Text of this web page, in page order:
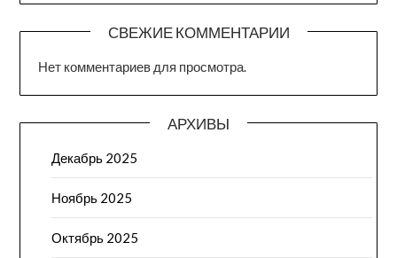
СВЕЖИЕ КОММЕНТАРИИ
Нет комментариев для просмотра.
АРХИВЫ
Декабрь 2025
Ноябрь 2025
Октябрь 2025